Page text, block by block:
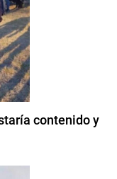
contenido y